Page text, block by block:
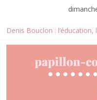
Denis Bouclon :
marchés africains
Pourquoi la gestion
Daniel Moquet : quand les